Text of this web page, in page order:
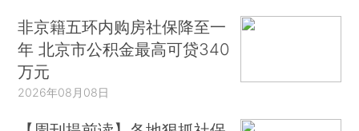
非京籍五环内购房社保降至一
年 北京市公积金最高可贷340
万元
2026年08月08日